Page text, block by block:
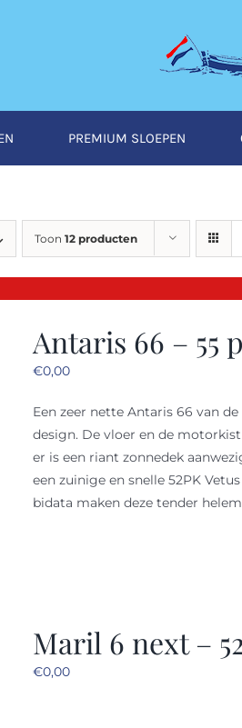
PREMIUM SLOEPEN
Toon 12 producten
Antaris 66 – 55
€0,00
Een zeer nette Antaris 66 van
design. De vloer en de
er is een riant zonnedek
een zuinige en snelle 52PK
bidata maken deze tender
Maril 6 next –
€0,00